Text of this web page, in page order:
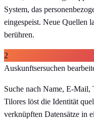
System, das
eingespeist. Neue Quellen
berühren.
2
Auskunftsersuchen
Suche nach Name, E-
Tilores löst die Identität
verknüpften Datensätze in